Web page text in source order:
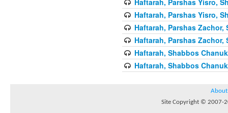
Haftarah, Parshas Yisro,
Haftarah, Parshas Zachor,
Haftarah, Parshas Zachor,
Haftarah, Shabbos
Haftarah, Shabbos
About
Site Copyright © 2007-